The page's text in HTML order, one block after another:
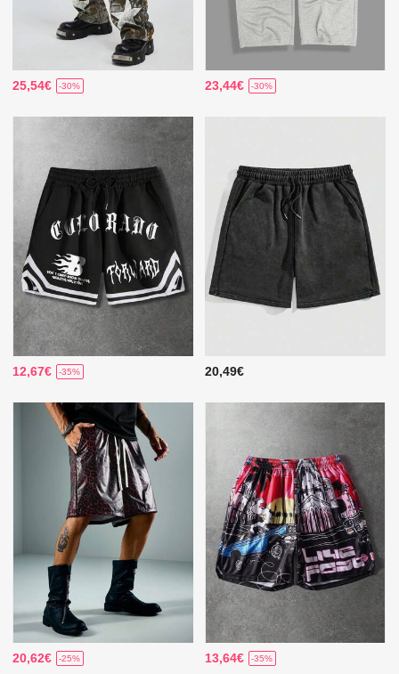
25,54€ -30% 23,44€ -30%
12,67€ -35% 20,49€
20,62€ -25% 13,64€ -35%